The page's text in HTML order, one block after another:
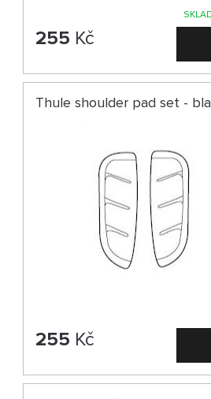
255 Kč
Thule shoulder pad set -
255 Kč